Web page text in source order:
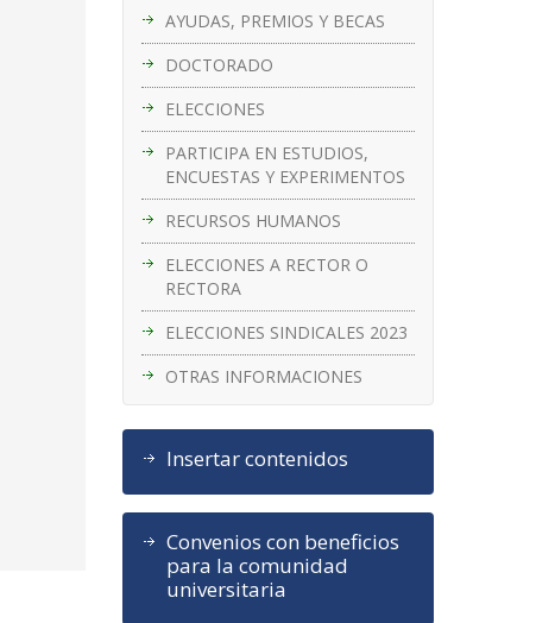
AYUDAS, PREMIOS Y BECAS
DOCTORADO
ELECCIONES
PARTICIPA EN ESTUDIOS,
ENCUESTAS Y EXPERIMENTOS
RECURSOS HUMANOS
ELECCIONES A RECTOR O
RECTORA
ELECCIONES SINDICALES 2023
OTRAS INFORMACIONES
Insertar contenidos
Convenios con beneficios
para la comunidad
universitaria